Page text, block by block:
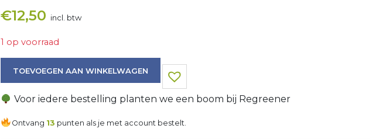
€12,50 incl. btw
1 op voorraad
TOEVOEGEN AAN WINKELWAGEN
Voor iedere bestelling planten we een boom bij Regreener
Ontvang 13 punten als je met account bestelt.